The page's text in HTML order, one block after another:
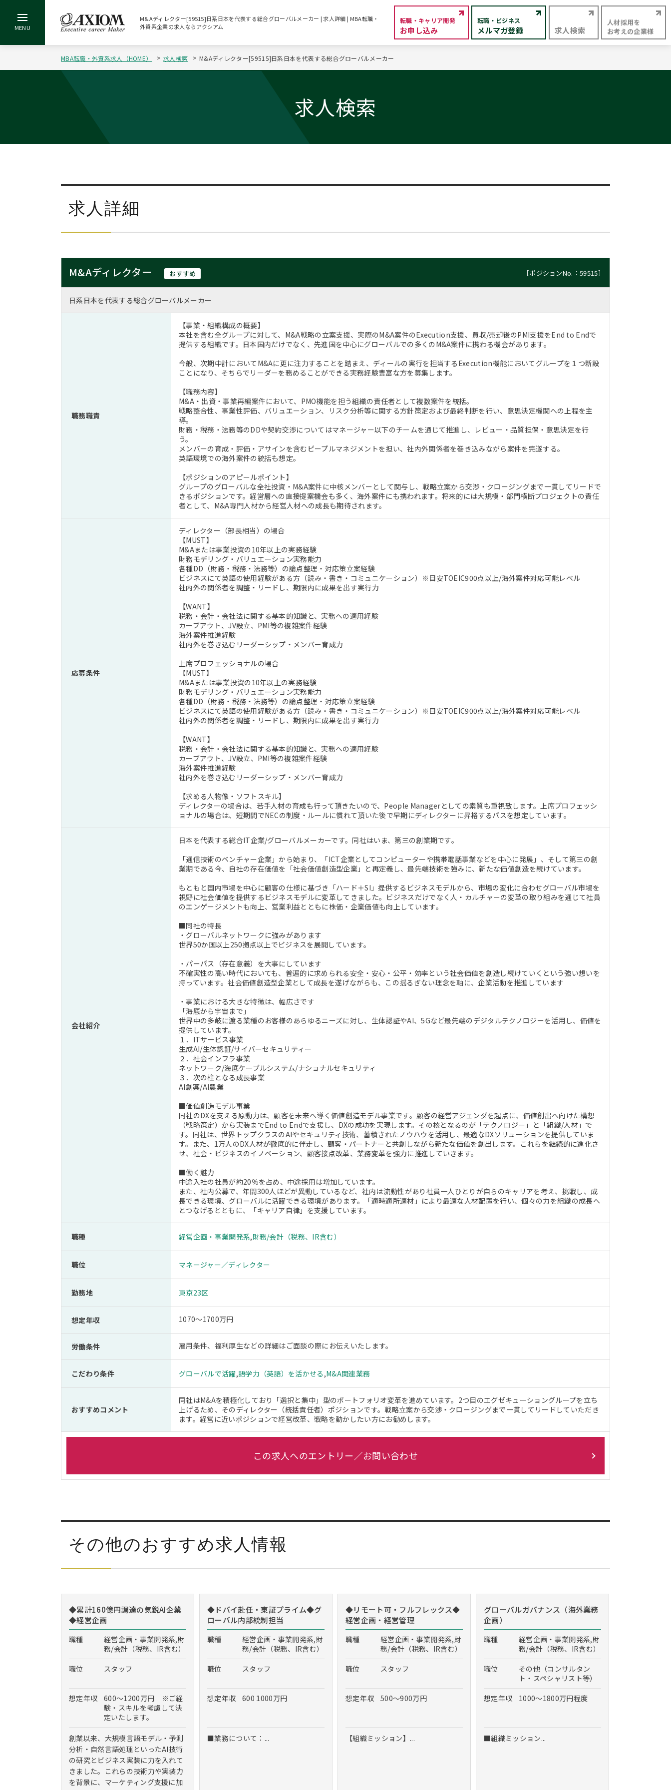
M&Aディレクター[59515]日系日本を代表する総合グローバルメーカー | 求人詳細 | MBA転職・
外資系企業の求人ならアクシアム
転職・キャリア開発
お申し込み
転職・ビジネス
メルマガ登録 求人検索
人材採用を
お考えの企業様
MBA転職・外資系求人（HOME） 求人検索 M&Aディレクター[59515]日系日本を代表する総合グローバルメーカー
求人検索
求人詳細
M&Aディレクター おすすめ ［ポジションNo.：59515］
日系日本を代表する総合グローバルメーカー
職務職責
【事業・組織構成の概要】
本社を含む全グループに対して、M&A戦略の立案支援、実際のM&A案件のExecution支援、買収/売却後のPMI支援をEnd to Endで
提供する組織です。日本国内だけでなく、先進国を中心にグローバルでの多くのM&A案件に携わる機会があります。
今般、次期中計においてM&Aに更に注力することを踏まえ、ディールの実行を担当するExecution機能においてグループを１つ新設
ことになり、そちらでリーダーを務めることができる実務経験豊富な方を募集します。
【職務内容】
M&A・出資・事業再編案件において、PMO機能を担う組織の責任者として複数案件を統括。
戦略整合性、事業性評価、バリュエーション、リスク分析等に関する方針策定および最終判断を行い、意思決定機関への上程を主
導。
財務・税務・法務等のDDや契約交渉についてはマネージャー以下のチームを通じて推進し、レビュー・品質担保・意思決定を行
う。
メンバーの育成・評価・アサインを含むピープルマネジメントを担い、社内外関係者を巻き込みながら案件を完遂する。
英語環境での海外案件の統括も想定。
【ポジションのアピールポイント】
グループのグローバルな全社投資・M&A案件に中核メンバーとして関与し、戦略立案から交渉・クロージングまで一貫してリードで
きるポジションです。経営層への直接提案機会も多く、海外案件にも携われます。将来的には大規模・部門横断プロジェクトの責任
者として、M&A専門人材から経営人材への成長も期待されます。
応募条件
ディレクター（部長相当）の場合
【MUST】
M&Aまたは事業投資の10年以上の実務経験
財務モデリング・バリュエーション実務能力
各種DD（財務・税務・法務等）の論点整理・対応策立案経験
ビジネスにて英語の使用経験がある方（読み・書き・コミュニケーション）※目安TOEIC900点以上/海外案件対応可能レベル
社内外の関係者を調整・リードし、期限内に成果を出す実行力
【WANT】
税務・会計・会社法に関する基本的知識と、実務への適用経験
カーブアウト、JV設立、PMI等の複雑案件経験
海外案件推進経験
社内外を巻き込むリーダーシップ・メンバー育成力
上席プロフェッショナルの場合
【MUST】
M&Aまたは事業投資の10年以上の実務経験
財務モデリング・バリュエーション実務能力
各種DD（財務・税務・法務等）の論点整理・対応策立案経験
ビジネスにて英語の使用経験がある方（読み・書き・コミュニケーション）※目安TOEIC900点以上/海外案件対応可能レベル
社内外の関係者を調整・リードし、期限内に成果を出す実行力
【WANT】
税務・会計・会社法に関する基本的知識と、実務への適用経験
カーブアウト、JV設立、PMI等の複雑案件経験
海外案件推進経験
社内外を巻き込むリーダーシップ・メンバー育成力
【求める人物像・ソフトスキル】
ディレクターの場合は、若手人材の育成も行って頂きたいので、People Managerとしての素質も重視致します。上席プロフェッシ
ョナルの場合は、短期間でNECの制度・ルールに慣れて頂いた後で早期にディレクターに昇格するパスを想定しています。
会社紹介
日本を代表する総合IT企業/グローバルメーカーです。同社はいま、第三の創業期です。
「通信技術のベンチャー企業」から始まり、「ICT企業としてコンピューターや携帯電話事業などを中心に発展」、そして第三の創
業期である今、自社の存在価値を「社会価値創造型企業」と再定義し、最先端技術を強みに、新たな価値創造を続けています。
もともと国内市場を中心に顧客の仕様に基づき「ハード＋SI」提供するビジネスモデルから、市場の変化に合わせグローバル市場を
視野に社会価値を提供するビジネスモデルに変革してきました。ビジネスだけでなく人・カルチャーの変革の取り組みを通じて社員
のエンゲージメントも向上、営業利益とともに株価・企業価値も向上しています。
■同社の特長
・グローバルネットワークに強みがあります
世界50か国以上250拠点以上でビジネスを展開しています。
・パーパス（存在意義）を大事にしています
不確実性の高い時代においても、普遍的に求められる安全・安心・公平・効率という社会価値を創造し続けていくという強い想いを
持っています。社会価値創造型企業として成長を遂げながらも、この揺るぎない理念を軸に、企業活動を推進しています
・事業における大きな特徴は、幅広さです
「海底から宇宙まで」
世界中の多岐に渡る業種のお客様のあらゆるニーズに対し、生体認証やAI、5Gなど最先端のデジタルテクノロジーを活用し、価値を
提供しています。
１．ITサービス事業
生成AI/生体認証/サイバーセキュリティー
２．社会インフラ事業
ネットワーク/海底ケーブルシステム/ナショナルセキュリティ
３．次の柱となる成長事業
AI創薬/AI農業
■価値創造モデル事業
同社のDXを支える原動力は、顧客を未来へ導く価値創造モデル事業です。顧客の経営アジェンダを起点に、価値創出へ向けた構想
（戦略策定）から実装までEnd to Endで支援し、DXの成功を実現します。その核となるのが「テクノロジー」と「組織/人材」で
す。同社は、世界トップクラスのAIやセキュリティ技術、蓄積されたノウハウを活用し、最適なDXソリューションを提供していま
す。また、1万人のDX人材が徹底的に伴走し、顧客・パートナーと共創しながら新たな価値を創出します。これらを継続的に進化さ
せ、社会・ビジネスのイノベーション、顧客接点改革、業務変革を強力に推進していきます。
■働く魅力
中途入社の社員が約20％を占め、中途採用は増加しています。
また、社内公募で、年間300人ほどが異動しているなど、社内は流動性があり社員一人ひとりが自らのキャリアを考え、挑戦し、成
長できる環境、グローバルに活躍できる環境があります。「適時適所適材」により最適な人材配置を行い、個々の力を組織の成長へ
とつなげるとともに、「キャリア自律」を支援しています。
職種 経営企画・事業開発系,財務/会計（税務、IR含む）
職位 マネージャー／ディレクター
勤務地 東京23区
想定年収 1070～1700万円
労働条件 雇用条件、福利厚生などの詳細はご面談の際にお伝えいたします。
こだわり条件 グローバルで活躍,語学力（英語）を活かせる ,M&A関連業務
おすすめコメント
同社はM&Aを積極化しており「選択と集中」型のポートフォリオ変革を進めています。2つ目のエグゼキューショングループを立ち
上げるため、そのディレクター（統括責任者）ポジションです。戦略立案から交渉・クロージングまで一貫してリードしていただき
ます。経営に近いポジションで経営改革、戦略を動かしたい方にお勧めします。
この求人へのエントリー／お問い合わせ
その他のおすすめ求人情報
◆累計160億円調達の気鋭AI企業
◆経営企画
職種
経営企画・事業開発系,財
務/会計（税務、IR含む）
職位
スタッフ
想定年収
600～1200万円 ※ご経
験・スキルを考慮して決
定いたします。
創業以来、大規模言語モデル・予測
分析・自然言語処理といったAI技術
の研究とビジネス実装に力を入れて
きました。これらの技術力や実装力
を背景に、マーケティング支援に加
◆ドバイ赴任・東証プライム◆グ
ローバル内部統制担当
職種
経営企画・事業開発系,財
務/会計（税務、IR含む）
職位
スタッフ
想定年収 600 1000万円
■業務について：...
◆リモート可・フルフレックス◆
経営企画・経営管理
職種
経営企画・事業開発系,財
務/会計（税務、IR含む）
職位
スタッフ
想定年収 500～900万円
【組織ミッション】...
グローバルガバナンス（海外業務
企画）
職種
経営企画・事業開発系,財
務/会計（税務、IR含む）
職位
その他（コンサルタン
ト・スペシャリスト等）
想定年収
1000～1800万円程度
■組織ミッション...